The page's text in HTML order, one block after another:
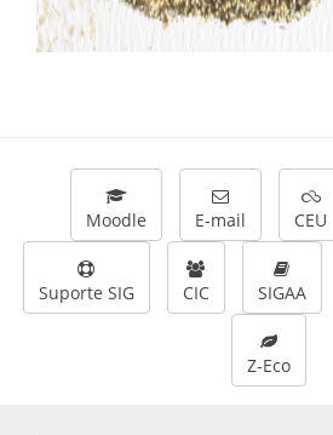
Moodle E-mail CEU
Suporte SIG CIC SIGAA
Z-Eco